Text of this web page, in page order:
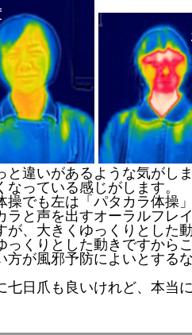
と違いがあるような気がし
っている感じがします。
操でも左は「パタカラ体操
ラと声を出すオーラルフレ
が、大きくゆっくりとした
っくりとした動きですから
方が風邪予防によいとする
七日爪も良いけれど、本当